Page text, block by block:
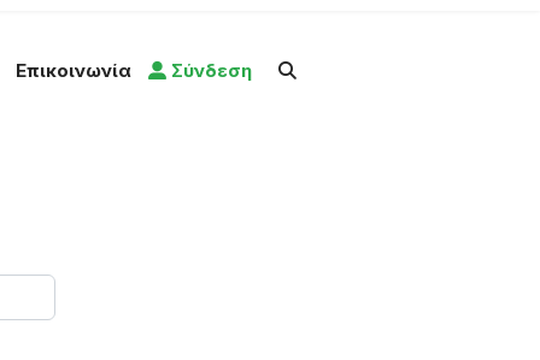
Επικοινωνία Σύνδεση